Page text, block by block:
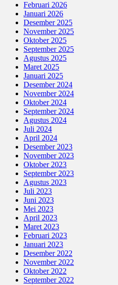
Februari 2026
Januari 2026
Desember 2025
November 2025
Oktober 2025
September 2025
Agustus 2025
Maret 2025
Januari 2025
Desember 2024
November 2024
Oktober 2024
September 2024
Agustus 2024
Juli 2024
April 2024
Desember 2023
November 2023
Oktober 2023
September 2023
Agustus 2023
Juli 2023
Juni 2023
Mei 2023
April 2023
Maret 2023
Februari 2023
Januari 2023
Desember 2022
November 2022
Oktober 2022
September 2022